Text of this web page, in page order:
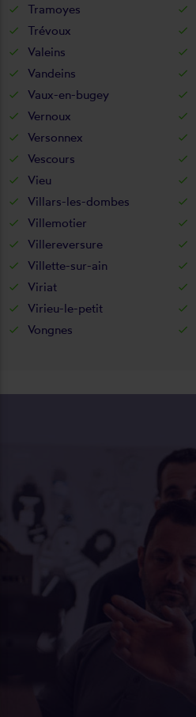
Tramoyes
Trévoux
Valeins
Vandeins
Vaux-en-bugey
Vernoux
Versonnex
Vescours
Vieu
Villars-les-dombes
Villemotier
Villereversure
Villette-sur-ain
Viriat
Virieu-le-petit
Vongnes